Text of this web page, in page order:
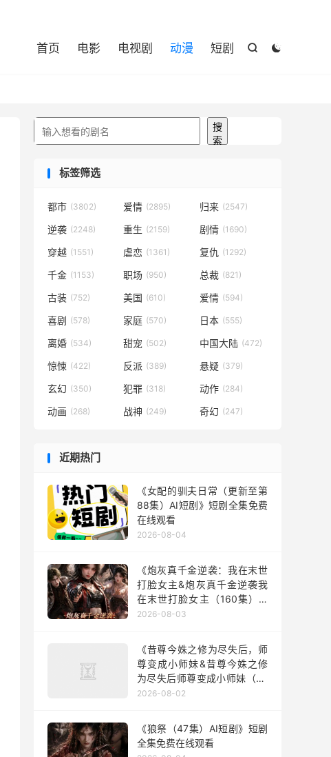


首页 电影 电视剧 动漫 短剧
搜索
搜
索
标签筛选
都市 (3802) 爱情 (2895) 归来 (2547)
逆袭 (2248) 重生 (2159) 剧情 (1690)
穿越 (1551) 虐恋 (1361) 复仇 (1292)
千金 (1153) 职场 (950) 总裁 (821)
古装 (752) 美国 (610) 爱情 (594)
喜剧 (578) 家庭 (570) 日本 (555)
离婚 (534) 甜宠 (502) 中国大陆 (472)
惊悚 (422) 反派 (389) 悬疑 (379)
玄幻 (350) 犯罪 (318) 动作 (284)
动画 (268) 战神 (249) 奇幻 (247)
近期热门
《女配的驯夫日常（更新至第
88集）AI短剧》短剧全集免费
在线观看
2026-08-04
《炮灰真千金逆袭：我在末世
打脸女主&炮灰真千金逆袭我
在末世打脸女主（160集）AI
短剧》短剧全集免费在线观看
2026-08-03
《昔尊今姝之修为尽失后，师
尊变成小师妹&昔尊今姝之修
为尽失后师尊变成小师妹（67
集）AI短剧》短剧全集免费在
2026-08-02
《狼祭（47集）AI短剧》短剧
全集免费在线观看